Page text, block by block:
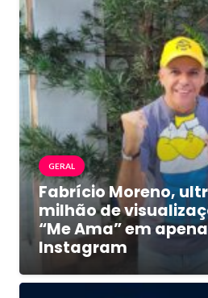
GERAL
Fabrício Moreno,
milhão de
“Me Ama” em
Instagram